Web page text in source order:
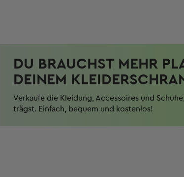
DU BRAUCHST MEHR
DEINEM
Verkaufe die Kleidung, Accessoires und
trägst. Einfach, bequem und kostenlos!